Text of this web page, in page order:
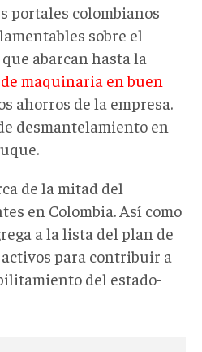
portales colombianos
sobre el
abarcan hasta la
maquinaria en buen
ahorros de la empresa.
desmantelamiento en
de la mitad del
en Colombia. Así como
a la lista del plan de
para contribuir a
del estado-